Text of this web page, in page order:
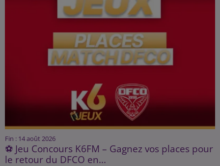
Fin : 14 août 2026
⚽ Jeu Concours K6FM – Gagnez vos places pour
le retour du DFCO en...